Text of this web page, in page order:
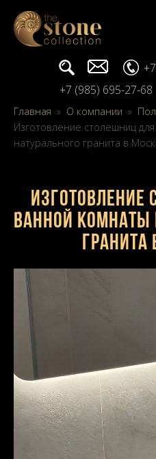
Поиск...
+7 (985) 695-27-68
Главная » О компании »
Изготовление столешниц
натурального гранита в
Изготовление
ванной комнаты
гранита